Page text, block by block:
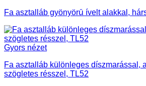
Fa asztalláb gyönyörű ívelt alakkal,
Gyors nézet
Fa asztalláb különleges díszmarással,
szögletes résszel, TL52